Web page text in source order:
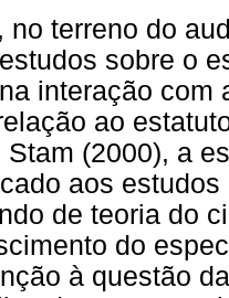
no terreno do
sobre o
interação com
ao
Stam (2000), a
aos
de teoria do
do
à questão